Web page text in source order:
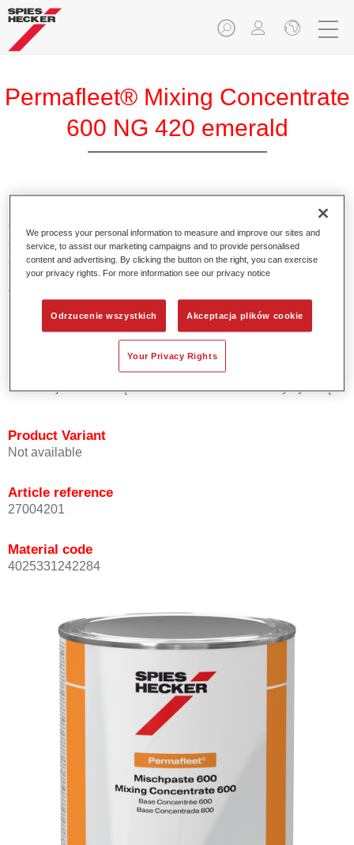
Permafleet® Mixing Concentrate
600 NG 420 emerald
Skoncentrowany pigment Permafleet Mixing Concentrate
675 dla pojazdów użytkowych. Może być również
stosowany do mieszania różnych lakierów przemysłowych
PercoTop oraz lakierów z serii Permacron MS Automotive
Top Coat 730.
Product Features
Zawiera wysokiej jakości pigment do kolorów
Oferuje znakomitą trwałość i dokładność kolorystyczną.
Product Variant
Not available
Article reference
27004201
Material code
4025331242284
We process your personal information to measure and improve our sites and
service, to assist our marketing campaigns and to provide personalised
content and advertising. By clicking the button on the right, you can exercise
your privacy rights. For more information see our privacy notice
Odrzucenie wszystkich Akceptacja plików cookie
Your Privacy Rights